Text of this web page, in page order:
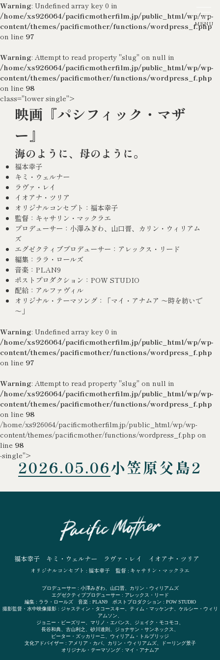
Warning: Undefined array key 0 in
/home/xs926064/pacificmotherfilm.jp/public_html/wp/wp-
content/themes/pacificmother/functions/wordpress_f.php
on line 97
Warning: Attempt to read property "slug" on null in
/home/xs926064/pacificmotherfilm.jp/public_html/wp/wp-
content/themes/pacificmother/functions/wordpress_f.php
on line 98
class="lower single">
映画『パシフィック・マザ
ー』
海のように、母のように。
福本幸子
キミ・ウェルナー
ラヴァ・レイ
イオアナ・ツリア
オリジナルコンセプト：福本幸子
監督：キャサリン・マックラエ
プロデューサー：小澤みぎわ、山口晋、カリン・ウィリアム
ズ
エグゼクティブプロデューサー：アレックス・リード
編集：ララ・ロールズ
音楽：PLAN9
ポストプロダクション：POW STUDIO
配給：アルファヴィル
オリジナル・テーマソング：「マイ・アナムア ～時を紡いで
～」
Warning: Undefined array key 0 in
/home/xs926064/pacificmotherfilm.jp/public_html/wp/wp-
content/themes/pacificmother/functions/wordpress_f.php
on line 97
Warning: Attempt to read property "slug" on null in
/home/xs926064/pacificmotherfilm.jp/public_html/wp/wp-
content/themes/pacificmother/functions/wordpress_f.php
on line 98
/home/xs926064/pacificmotherfilm.jp/public_html/wp/wp-
content/themes/pacificmother/functions/wordpress_f.php on
line 98
-single">
2026.05.06小笠原父島2
福本幸子 キミ・ウェルナー ラヴァ・レイ イオアナ・ツリア
オリジナルコンセプト : 福本幸子 監督 : キャサリン・マックラエ
プロデューサー : 小澤みぎわ、山口晋、カリン・ウィリアムズ
エグゼクティブプロデューサー : アレックス・リード
編集 : ララ・ロールズ 音楽 : PLAN9 ポストプロダクション : POW STUDIO
撮影監督・水中映像撮影 : ジャスティン・タコースキー、ティム・マッケンナ、ケルシー・ウィリ
アムソン、
ジョニー・ビーズリー、マリノ・エバンス、ジェイク・モコモコ、
長谷和典、古山利之、砂川達則、ジョナサン・サンネックス、
ピーター・ズッカリーニ、ウィリアム・トルブリッジ
文化アドバイザー : アメリア・カパ、カリン・ウィリアムズ、ドーリング景子
オリジナル・テーマソング : マイ・アナムア